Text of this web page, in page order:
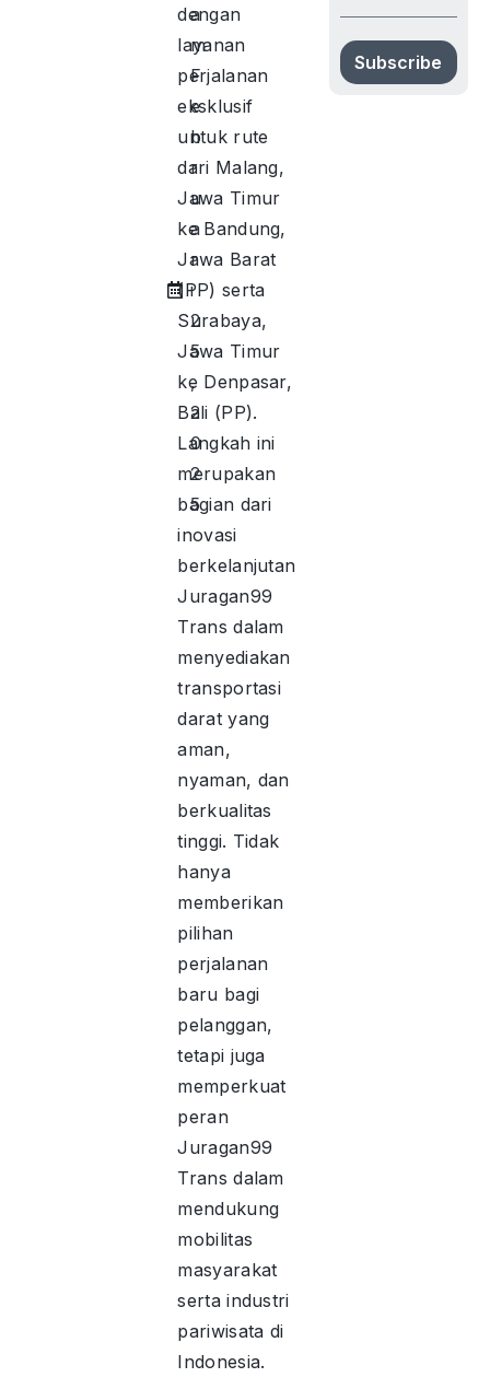
a
m
F
e
b
r
u
a
r
i
2
5
,
2
0
2
5
dengan
layanan
perjalanan
eksklusif
untuk rute
dari Malang,
Jawa Timur
ke Bandung,
Jawa Barat
(PP) serta
Surabaya,
Jawa Timur
ke Denpasar,
Bali (PP).
Langkah ini
merupakan
bagian dari
inovasi
berkelanjutan
Juragan99
Trans dalam
menyediakan
transportasi
darat yang
aman,
nyaman, dan
berkualitas
tinggi. Tidak
hanya
memberikan
pilihan
perjalanan
baru bagi
pelanggan,
tetapi juga
memperkuat
peran
Juragan99
Trans dalam
mendukung
mobilitas
masyarakat
serta industri
pariwisata di
Indonesia.
Subscribe